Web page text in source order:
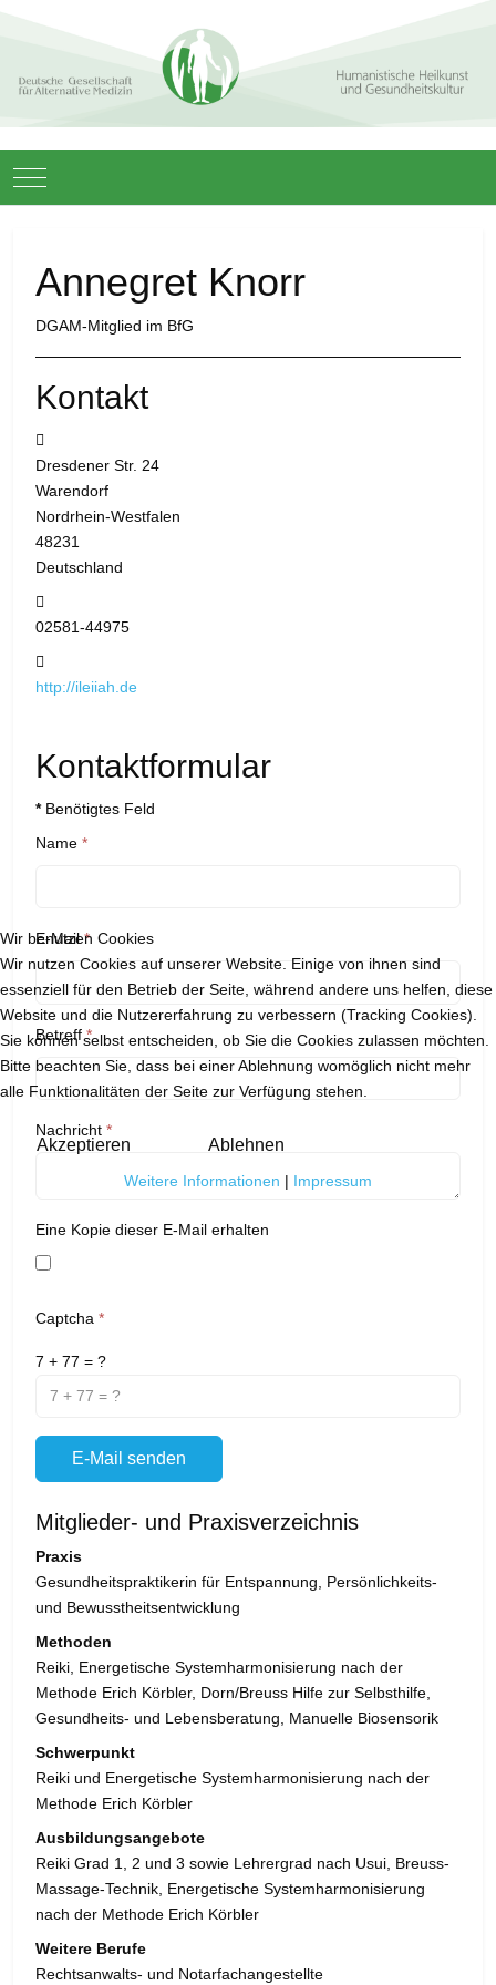
Mobile Menu Toggle
Annegret Knorr
DGAM-Mitglied im BfG
Kontakt
Dresdener Str. 24
Warendorf
Nordrhein-Westfalen
48231
Deutschland
02581-44975
http://ileiiah.de
Kontaktformular
*Benötigtes Feld
Name *
E-Mail*
Betreff*
Nachricht *
Eine Kopie dieser E-Mail erhalten
Captcha *
7 + 77 = ?
E-Mail senden
Mitglieder- und Praxisverzeichnis
Praxis
Gesundheitspraktikerin für Entspannung, Persönlichkeits-
und Bewusstheitsentwicklung
Methoden
Reiki, Energetische Systemharmonisierung nach der
Methode Erich Körbler, Dorn/Breuss Hilfe zur Selbsthilfe,
Gesundheits- und Lebensberatung, Manuelle Biosensorik
Schwerpunkt
Reiki und Energetische Systemharmonisierung nach der
Methode Erich Körbler
Ausbildungsangebote
Reiki Grad 1, 2 und 3 sowie Lehrergrad nach Usui, Breuss-
Massage-Technik, Energetische Systemharmonisierung
nach der Methode Erich Körbler
Weitere Berufe
Rechtsanwalts- und Notarfachangestellte
Wir benutzen Cookies
Wir nutzen Cookies auf unserer Website. Einige von ihnen sind
essenziell für den Betrieb der Seite, während andere uns helfen, diese
Website und die Nutzererfahrung zu verbessern (Tracking Cookies).
Sie können selbst entscheiden, ob Sie die Cookies zulassen möchten.
Bitte beachten Sie, dass bei einer Ablehnung womöglich nicht mehr
alle Funktionalitäten der Seite zur Verfügung stehen.
Akzeptieren Ablehnen
Weitere Informationen | Impressum